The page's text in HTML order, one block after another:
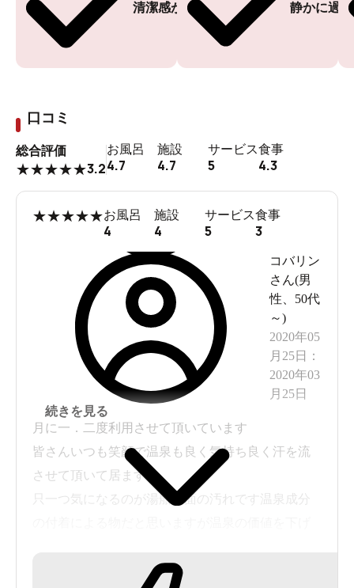
清潔感がある 静かに過
口コミ
総合評価
★★★★★3.2
お風呂
4.7
施設
4.7
サービス
5
食事
4.3
★★★★★お風呂
4
施設
4
サービス
5
食事
3
コバリン
さん(男
性
50代
～)
2020年05
月25日
：
2020年03
月25日
月に一．二度利用させて頂いています
皆さんいつも笑顔で温泉も良く気持ち良く汗を流
させて頂いて居ます
只一つ気になるのが湯船壁面の汚れです温泉成分
続きを見る